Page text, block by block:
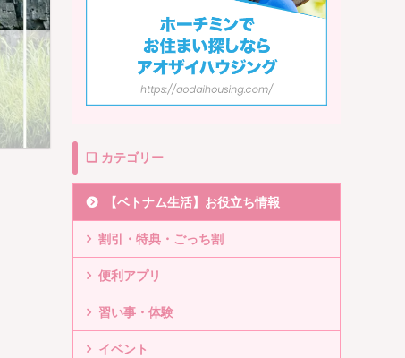
❏ カテゴリー
【ベトナム生活】お役立ち情報
割引・特典・ごっち割
便利アプリ
習い事・体験
イベント